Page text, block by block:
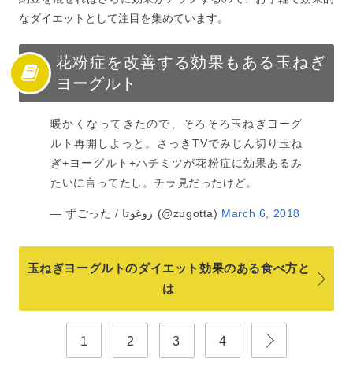
なダイエットとして注目を集めています。
花粉症を改善する効果もある玉ねぎ
ヨーグルト
暖かくなってきたので、そろそろ玉ねぎヨーグ
ルト再開しよっと。さっきTVでみじん切り玉ね
ぎ+ヨーグルト+ハチミツが花粉症に効果あるみ
たいに言ってたし。チラ見だったけど。
— ずごった / زوغوتا (@zugotta) March 6, 2018
玉ねぎヨーグルトのダイエット効果のある食べ方と
は
1 2 3 4